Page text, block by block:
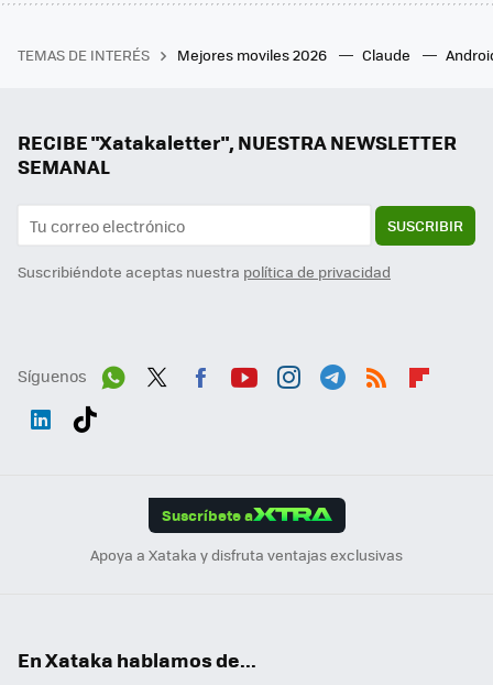
TEMAS DE INTERÉS Mejores moviles 2026 Claude
RECIBE "Xatakaletter", NUESTRA NEWSLETTER
SEMANAL
SUSCRIBIR
Suscribiéndote aceptas nuestra política de privacidad
Síguenos
Suscríbete a
Apoya a Xataka y disfruta ventajas exclusivas
En Xataka hablamos de...